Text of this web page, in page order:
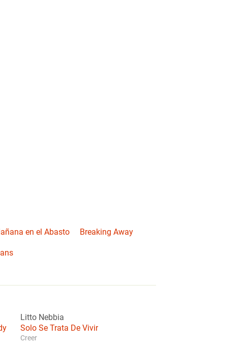
en el Abasto Breaking Away
Litto Nebbia
Solo Se Trata De Vivir
Creer